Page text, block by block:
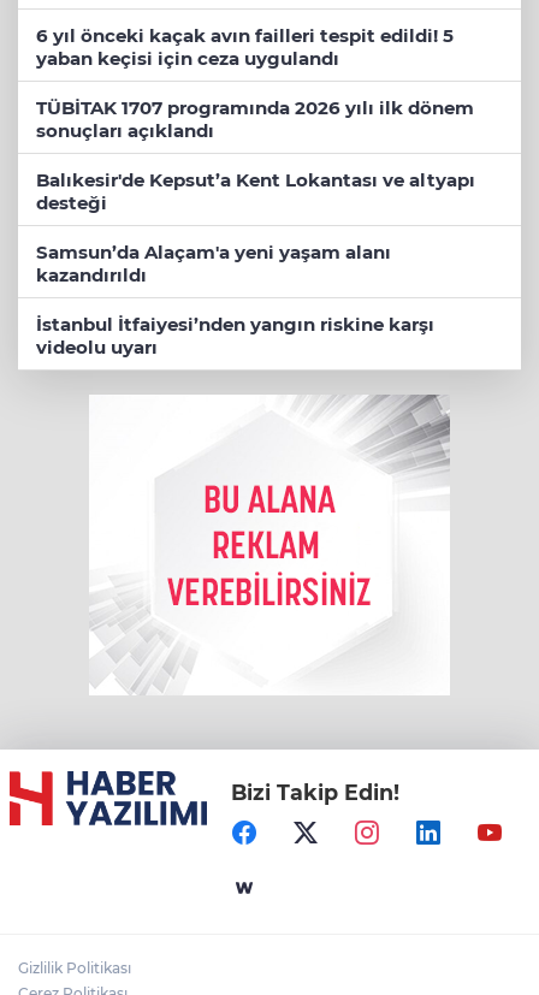
6 yıl önceki kaçak avın failleri tespit edildi! 5
yaban keçisi için ceza uygulandı
TÜBİTAK 1707 programında 2026 yılı ilk dönem
sonuçları açıklandı
Balıkesir'de Kepsut’a Kent Lokantası ve altyapı
desteği
Samsun’da Alaçam'a yeni yaşam alanı
kazandırıldı
İstanbul İtfaiyesi’nden yangın riskine karşı
videolu uyarı
Bizi Takip Edin!
Gizlilik Politikası